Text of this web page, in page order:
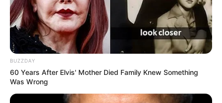
BUZZDAY
60 Years After Elvis' Mother Died Family Knew Something
Was Wrong